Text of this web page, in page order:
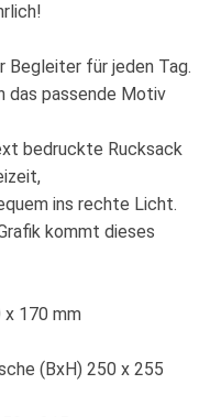
Begleiter für jeden Tag.
das passende Motiv
bedruckte Rucksack
ins rechte Licht.
kommt dieses
x 170 mm
(BxH) 250 x 255